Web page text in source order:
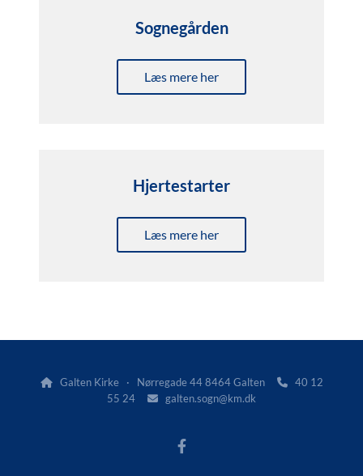
Sognegården
Læs mere her
Hjertestarter
Læs mere her
Galten Kirke · Nørregade 44 8464 Galten 40 12
55 24
 galten.sogn@km.dk